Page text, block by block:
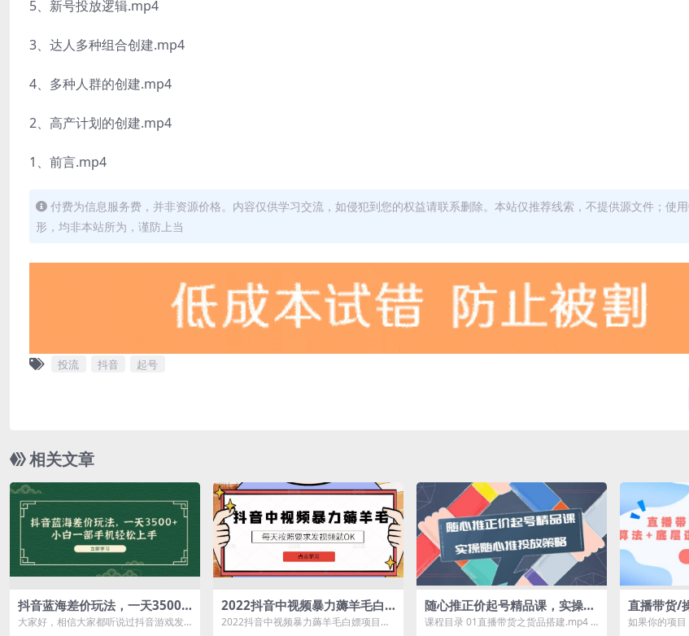
5、新号投放逻辑.mp4
3、达人多种组合创建.mp4
4、多种人群的创建.mp4
2、高产计划的创建.mp4
1、前言.mp4
付费为信息服务费，并非资源价格。内容仅供学习交流，如侵犯到您的权益请联系删除。本站仅推荐线索，不提供源文件；使
形，均非本站所为，谨防上当
投流 抖音 起号
相关文章
抖音蓝海差价玩法，一天3500
+，小白一部手机轻松上手
大家好，相信大家都听说过抖音游戏发
2022抖音中视频暴力薅羊毛白
嫖项目：新号每天20块，老号几
2022抖音中视频暴力薅羊毛白嫖项目：
随心推正价起号精品课，实操随
心推投放策略（5节课-价值29
课程目录 01直播带货之货品搭建.mp4 0
直播带货/
底层逻辑
如果你的项